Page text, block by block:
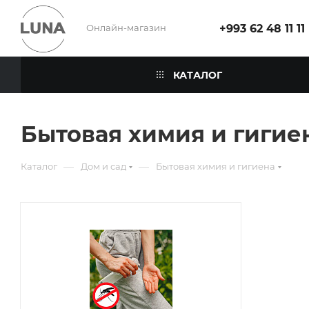
Онлайн-магазин +993 62 48 11 11
КАТАЛОГ
Бытовая химия и
Каталог — Дом и сад — Бытовая химия и гигиена